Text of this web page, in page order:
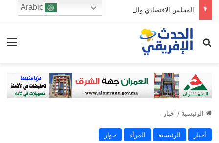
المجلس الاقتصادي والرشد الرقمي: من يحرس الطفولة في زمن الخوارزميات؟
ابحث عن
الرئيسية / أخبار
أخبار الرئيسية المرأة حوار
Arabic